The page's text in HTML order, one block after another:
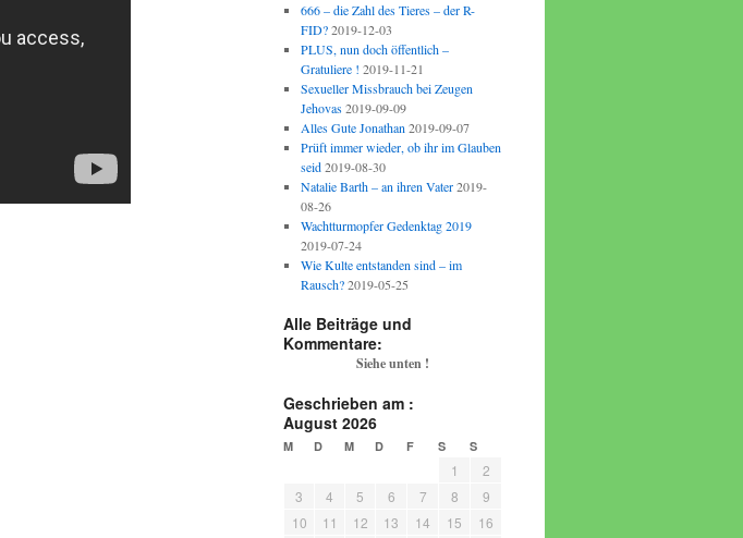
666 – die Zahl des Tieres – der R-
FID? 2019-12-03
PLUS, nun doch öffentlich –
Gratuliere ! 2019-11-21
Sexueller Missbrauch bei Zeugen
Jehovas 2019-09-09
Alles Gute Jonathan 2019-09-07
Prüft immer wieder, ob ihr im Glauben
seid 2019-08-30
Natalie Barth – an ihren Vater 2019-
08-26
Wachtturmopfer Gedenktag 2019
2019-07-24
Wie Kulte entstanden sind – im
Rausch? 2019-05-25
Alle Beiträge und
Kommentare:
Siehe unten !
Geschrieben am :
August 2026
M D M D F S S
1
2
3
4 5 6 7 8
9
10
11 12 13 14 15
16